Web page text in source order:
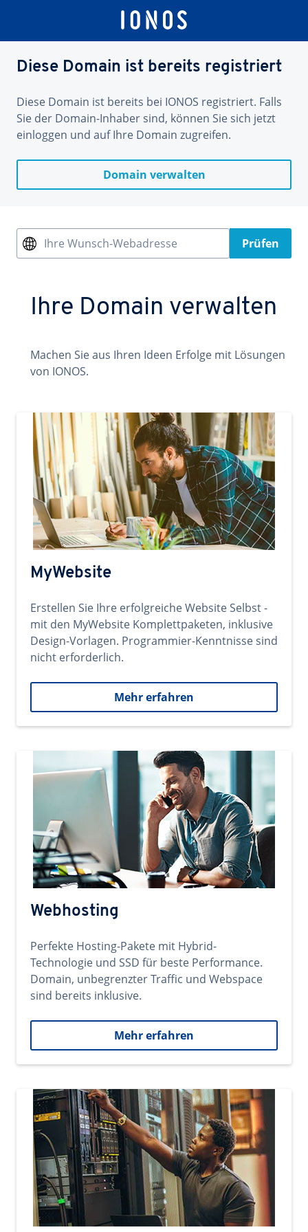
Diese Domain ist bereits registriert
Diese Domain ist bereits bei IONOS registriert. Falls
Sie der Domain-Inhaber sind, können Sie sich jetzt
einloggen und auf Ihre Domain zugreifen.
Domain verwalten
Ihre Wunsch-Webadresse Prüfen
Ihre Domain verwalten
Machen Sie aus Ihren Ideen Erfolge mit Lösungen
von IONOS.
MyWebsite
Erstellen Sie Ihre erfolgreiche Website Selbst -
mit den MyWebsite Komplettpaketen, inklusive
Design-Vorlagen. Programmier-Kenntnisse sind
nicht erforderlich.
Mehr erfahren
Webhosting
Perfekte Hosting-Pakete mit Hybrid-
Technologie und SSD für beste Performance.
Domain, unbegrenzter Traffic und Webspace
sind bereits inklusive.
Mehr erfahren